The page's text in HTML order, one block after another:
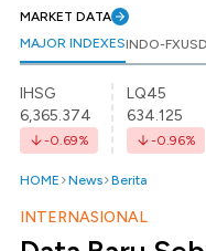
MARKET DATA
MAJOR INDEXESINDO-FX
IHSG
6,365.374
-0.69%
LQ45
634.125
-0.96%
HOME News Berita
INTERNASIONAL